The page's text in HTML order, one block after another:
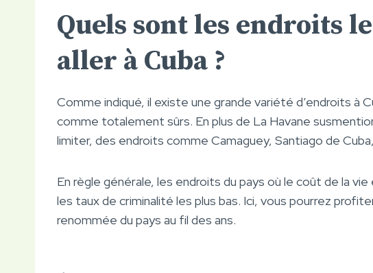
Quels sont les endroits
aller à Cuba ?
Comme indiqué, il existe une grande variété d’endroits à
comme totalement sûrs. En plus de La Havane
limiter, des endroits comme Camaguey, Santiago de
En règle générale, les endroits du pays où le coût de la
les taux de criminalité les plus bas. Ici, vous pourrez
renommée du pays au fil des ans.